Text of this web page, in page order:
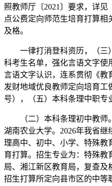
照教师厅〔2021〕要求，详
点公费定向师范生培育打算相
及格。
一律打消登科资历，（三
科考生名单，强化言语文字使
言语文字认识，连系贯彻《教
发财地域优良教师定向培育工
号），（五）本科条理中职专
（二）本科条理初中教师。
湖南农业大学。2026年我省
理高中、初中、小学、特殊教
育打算。招生专业为：特殊教
局、湘江新区教育局，复查及
招生打算所定向县市区的中等